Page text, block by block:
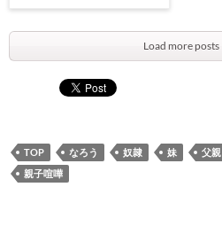
Load more posts
TOP なろう 奴隷 妹 父親
親子喧嘩